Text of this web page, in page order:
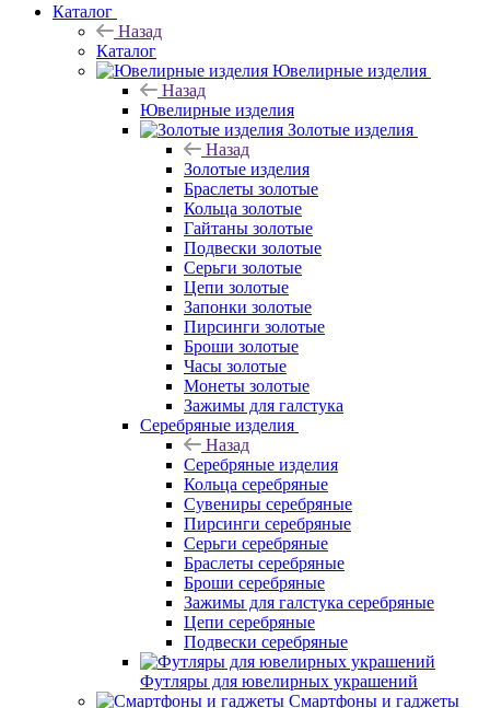
Каталог
Назад
Каталог
Ювелирные изделия
Назад
Ювелирные изделия
Золотые изделия
Назад
Золотые изделия
Браслеты золотые
Кольца золотые
Гайтаны золотые
Подвески золотые
Серьги золотые
Цепи золотые
Запонки золотые
Пирсинги золотые
Броши золотые
Часы золотые
Монеты золотые
Зажимы для галстука
Серебряные изделия
Назад
Серебряные изделия
Кольца серебряные
Сувениры серебряные
Пирсинги серебряные
Серьги серебряные
Браслеты серебряные
Броши серебряные
Зажимы для галстука серебряные
Цепи серебряные
Подвески серебряные
Футляры для ювелирных украшений
Смартфоны и гаджеты